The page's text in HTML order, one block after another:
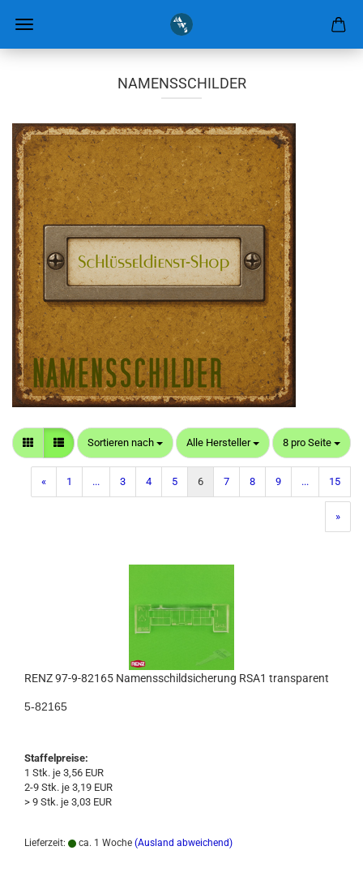
NAMENSSCHILDER
Sortieren nach
Sortieren nach Alle Hersteller
pro Seite 8 pro Seite
pro Seite
« 1 ... 3 4 5 6 7 8 9 ... 15
»
RENZ 97-9-82165 Namensschildsicherung RSA1 transparent
5-82165
Staffelpreise:
1 Stk. je 3,56 EUR
2-9 Stk. je 3,19 EUR
> 9 Stk. je 3,03 EUR
Lieferzeit: ca. 1 Woche (Ausland abweichend)